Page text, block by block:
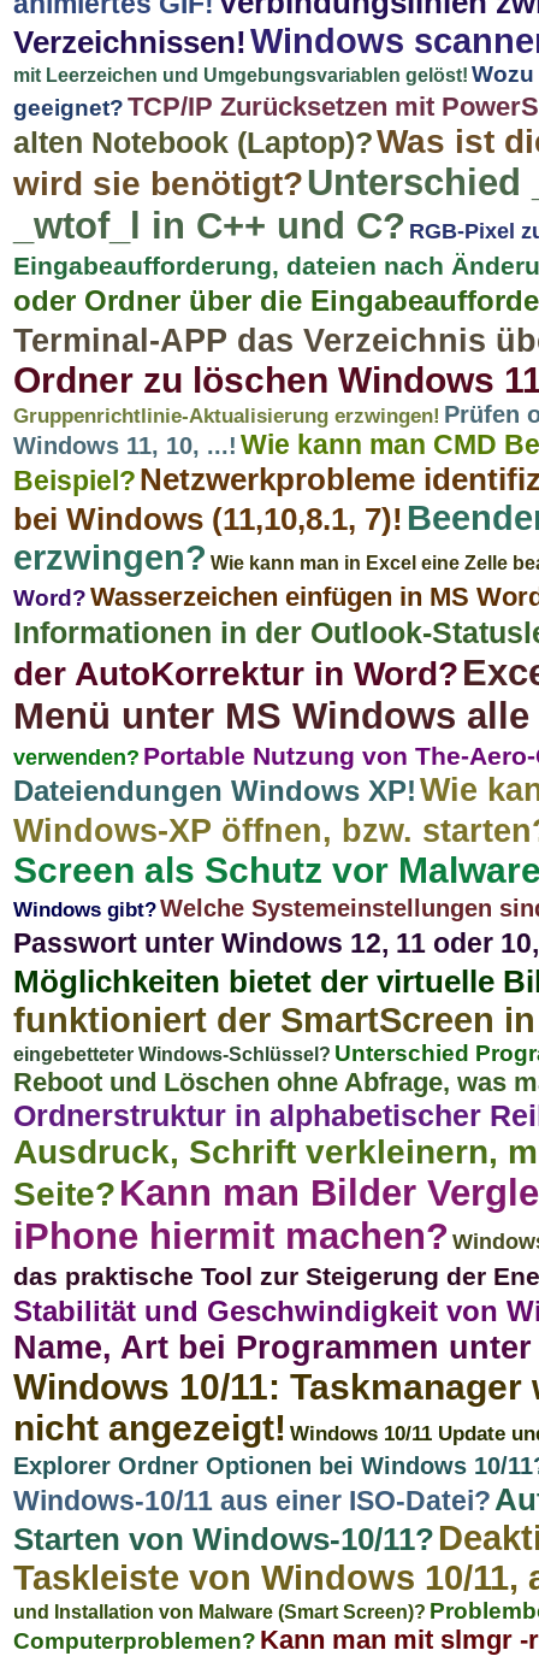
Verzeichnissen!Windows
mit Leerzeichen und Umgebungsvariablen gelöst!
geeignet?TCP/IP Zurücksetzen mit
alten Notebook (Laptop)?Was ist
wird sie benötigt?Unterschied
_wtof_l in C++ und C? RGB-Pixel
Eingabeaufforderung, dateien nach
oder Ordner über die
Terminal-APP das Verzeichnis
Ordner zu löschen Windows
Gruppenrichtlinie-Aktualisierung erzwingen! Prüfen
Windows 11, 10, ...! Wie kann man CMD
Beispiel?Netzwerkprobleme
bei Windows (11,10,8.1, 7)!
erzwingen? Wie kann man in Excel eine Zelle
Word?Wasserzeichen einfügen in MS
Informationen in der Outlook-
der AutoKorrektur in Word?
Menü unter MS Windows alle
verwenden? Portable Nutzung von The-
Dateiendungen Windows XP!Wie
Windows-XP öffnen, bzw.
Screen als Schutz vor
Windows gibt?Welche Systemeinstellungen
Passwort unter Windows 12, 11 oder
Möglichkeiten bietet der virtuelle
funktioniert der SmartScreen
eingebetteter Windows-Schlüssel? Unterschied
Reboot und Löschen ohne Abfrage, was
Ordnerstruktur in alphabetischer
Ausdruck, Schrift verkleinern,
Seite?Kann man Bilder
iPhone hiermit machen?
das praktische Tool zur Steigerung der
Stabilität und Geschwindigkeit von
Name, Art bei Programmen
Windows 10/11:
nicht angezeigt! Windows 10/11 Update
Explorer Ordner Optionen bei Windows 10/
Windows-10/11 aus einer ISO-Datei?
Starten von Windows-10/11?
Taskleiste von Windows 10/11,
und Installation von Malware (Smart Screen)?
Computerproblemen? Kann man mit slmgr -